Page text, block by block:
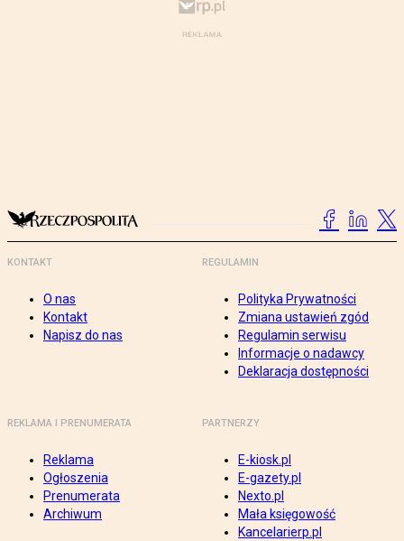
KONTAKT
O nas
Kontakt
Napisz do nas
REGULAMIN
Polityka Prywatności
Zmiana ustawień zgód
Regulamin serwisu
Informacje o nadawcy
Deklaracja dostępności
REKLAMA I PRENUMERATA
Reklama
Ogłoszenia
Prenumerata
Archiwum
PARTNERZY
E-kiosk.pl
E-gazety.pl
Nexto.pl
Mała księgowość
Kancelarierp.pl